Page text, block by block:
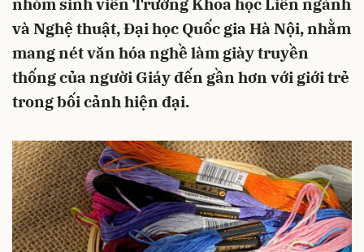
nhóm sinh viên Trường Khoa học Liên ngành
và Nghệ thuật, Đại học Quốc gia Hà Nội, nhằm
mang nét văn hóa nghề làm giày truyền
thống của người Giáy đến gần hơn với giới trẻ
trong bối cảnh hiện đại.